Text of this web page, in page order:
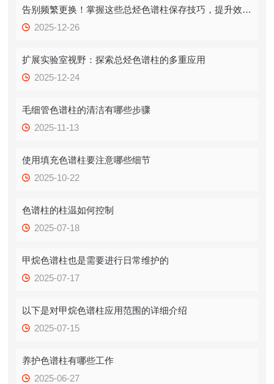
告别频繁更换！掌握这些总烃色谱柱保存技巧，提升效率！
2025-12-26
扩展实验室视野：探索总烃色谱柱的多重应用
2025-12-24
毛细管色谱柱的清洁有哪些步骤
2025-11-13
使用填充色谱柱要注意哪些细节
2025-10-22
色谱柱的柱温如何控制
2025-07-18
甲烷色谱柱也是需要进行日常维护的
2025-07-17
以下是对甲烷色谱柱应用范围的详细介绍
2025-07-15
养护色谱柱有哪些工作
2025-06-27